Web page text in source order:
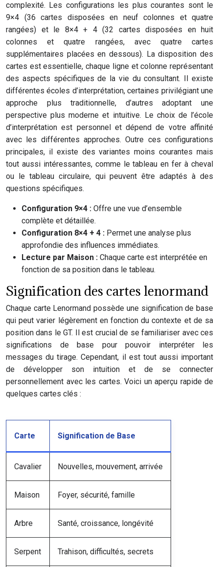
complexité. Les configurations les plus courantes sont le
9×4 (36 cartes disposées en neuf colonnes et quatre
rangées) et le 8×4 + 4 (32 cartes disposées en huit
colonnes et quatre rangées, avec quatre cartes
supplémentaires placées en dessous). La disposition des
cartes est essentielle, chaque ligne et colonne représentant
des aspects spécifiques de la vie du consultant. Il existe
différentes écoles d’interprétation, certaines privilégiant une
approche plus traditionnelle, d’autres adoptant une
perspective plus moderne et intuitive. Le choix de l’école
d’interprétation est personnel et dépend de votre affinité
avec les différentes approches. Outre ces configurations
principales, il existe des variantes moins courantes mais
tout aussi intéressantes, comme le tableau en fer à cheval
ou le tableau circulaire, qui peuvent être adaptés à des
questions spécifiques.
Configuration 9×4 : Offre une vue d’ensemble
complète et détaillée.
Configuration 8×4 + 4 : Permet une analyse plus
approfondie des influences immédiates.
Lecture par Maison : Chaque carte est interprétée en
fonction de sa position dans le tableau.
Signification des cartes lenormand
Chaque carte Lenormand possède une signification de base
qui peut varier légèrement en fonction du contexte et de sa
position dans le GT. Il est crucial de se familiariser avec ces
significations de base pour pouvoir interpréter les
messages du tirage. Cependant, il est tout aussi important
de développer son intuition et de se connecter
personnellement avec les cartes. Voici un aperçu rapide de
quelques cartes clés :
Carte Signification de Base
Cavalier Nouvelles, mouvement, arrivée
Maison Foyer, sécurité, famille
Arbre Santé, croissance, longévité
Serpent Trahison, difficultés, secrets